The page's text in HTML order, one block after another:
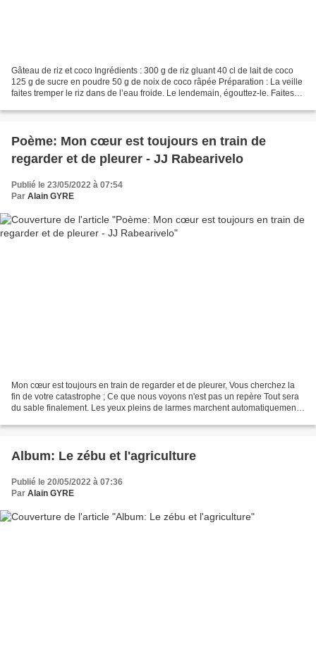
Gâteau de riz et coco Ingrédients : 300 g de riz gluant 40 cl de lait de coco
125 g de sucre en poudre 50 g de noix de coco râpée Préparation : La veille
faites tremper le riz dans de l’eau froide. Le lendemain, égouttez-le. Faites-le
Poème: Mon cœur est toujours en train de
regarder et de pleurer - JJ Rabearivelo
Publié le 23/05/2022 à 07:54
Par Alain GYRE
Mon cœur est toujours en train de regarder et de pleurer, Vous cherchez la
fin de votre catastrophe ; Ce que nous voyons n'est pas un repère Tout sera
du sable finalement. Les yeux pleins de larmes marchent automatiquement,
Album: Le zébu et l'agriculture
Publié le 20/05/2022 à 07:36
Par Alain GYRE